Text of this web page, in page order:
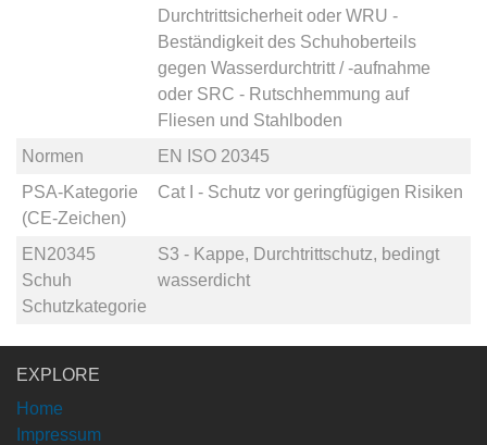
Durchtrittsicherheitoder WRU -
Beständigkeit des Schuhoberteils
gegen Wasserdurchtritt / -aufnahme
oder SRC - Rutschhemmung auf
Fliesen und Stahlboden
Normen
EN ISO 20345
PSA-Kategorie
(CE-Zeichen)
Cat I - Schutz vor geringfügigen Risiken
EN20345
Schuh
Schutzkategorie
S3 - Kappe, Durchtrittschutz, bedingt
wasserdicht
EXPLORE
Home
Impressum